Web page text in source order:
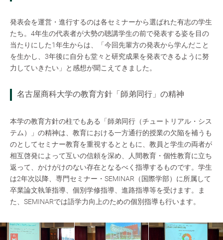
発表会を運営・進行するのは各セミナーから選ばれた有志の学生
たち。4年生の代表者が大勢の聴講学生の前で発表する姿を目の
当たりにした1年生からは、「今回先輩方の発表から学んだこと
を生かし、3年後に自分も堂々と研究成果を発表できるように努
力していきたい」と感想が聞こえてきました。
名古屋商科大学の教育方針「師弟同行」の精神
本学の教育方針の柱でもある「師弟同行（チュートリアル・シス
テム）」の精神は、教育における一方通行的授業の欠陥を補うも
のとしてセミナー教育を重視するとともに、教員と学生の両者が
相互啓発によって互いの信頼を深め、人間教育・個性教育に立ち
返って、かけがけのない存在となるべく指導するものです。学生
は2年次以降、専門セミナー・SEMINAR（国際学部）に所属して
卒業論文執筆指導、個別学修指導、進路指導等を受けます。ま
た、SEMINARでは語学力向上のための個別指導も行います。